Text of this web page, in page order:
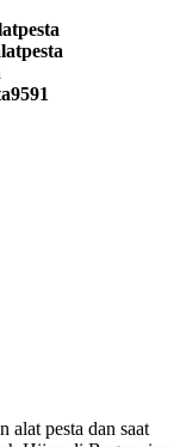
alat pesta dan saat